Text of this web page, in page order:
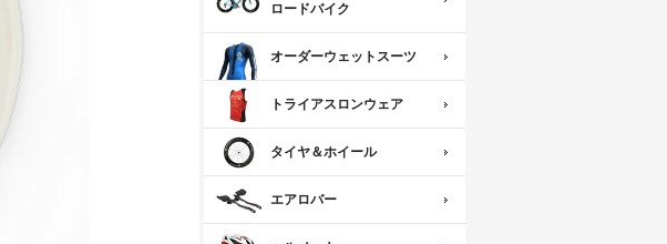
ロードバイク
オーダーウェットスーツ
トライアスロンウェア
タイヤ＆ホイール
エアロバー